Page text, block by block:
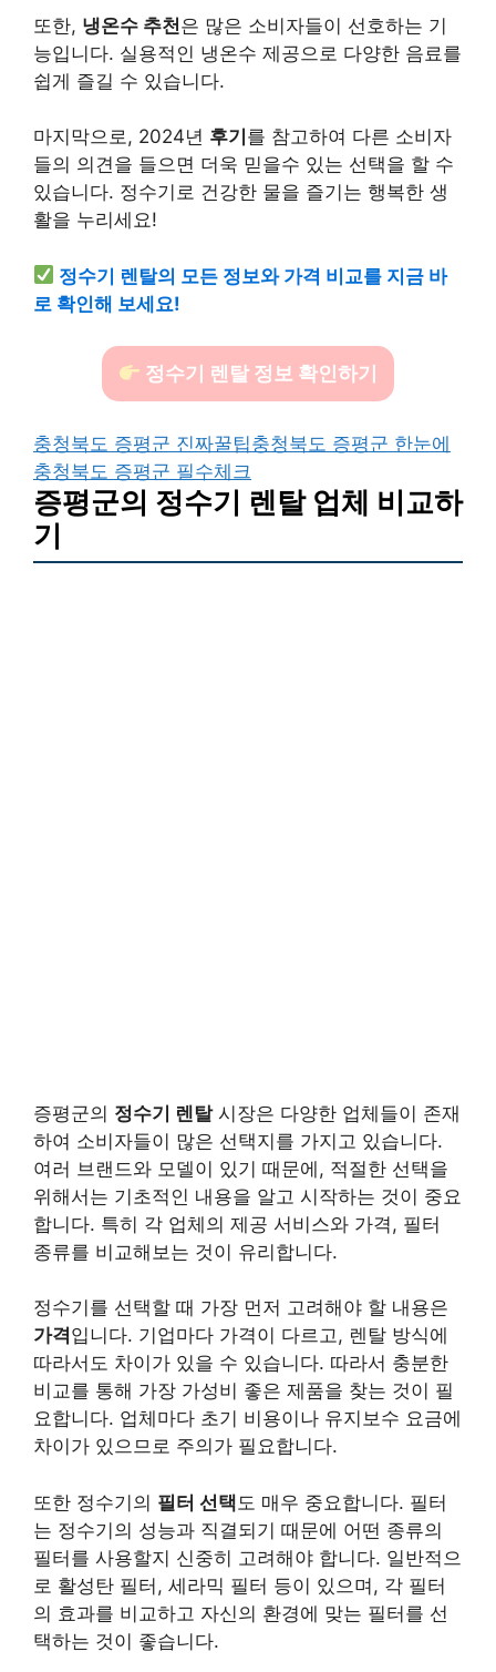
또한, 냉온수 추천은 많은 소비자들이 선호하는 기
능입니다. 실용적인 냉온수 제공으로 다양한 음료를
쉽게 즐길 수 있습니다.
마지막으로, 2024년 후기 를 참고하여 다른 소비자
들의 의견을 들으면 더욱 믿을수 있는 선택을 할 수
있습니다. 정수기로 건강한 물을 즐기는 행복한 생
활을 누리세요!
정수기 렌탈의 모든 정보와 가격 비교를 지금 바
로 확인해 보세요!
정수기 렌탈 정보 확인하기
충청북도 증평군 진짜꿀팁충청북도 증평군 한눈에
충청북도 증평군 필수체크
증평군의 정수기 렌탈 업체 비교하
기
증평군의 정수기 렌탈시장은 다양한 업체들이 존재
하여 소비자들이 많은 선택지를 가지고 있습니다.
여러 브랜드와 모델이 있기 때문에, 적절한 선택을
위해서는 기초적인 내용을 알고 시작하는 것이 중요
합니다. 특히 각 업체의 제공 서비스와 가격, 필터
종류를 비교해보는 것이 유리합니다.
정수기를 선택할 때 가장 먼저 고려해야 할 내용은
가격입니다. 기업마다 가격이 다르고, 렌탈 방식에
따라서도 차이가 있을 수 있습니다. 따라서 충분한
비교를 통해 가장 가성비 좋은 제품을 찾는 것이 필
요합니다. 업체마다 초기 비용이나 유지보수 요금에
차이가 있으므로 주의가 필요합니다.
또한 정수기의 필터 선택 도 매우 중요합니다. 필터
는 정수기의 성능과 직결되기 때문에 어떤 종류의
필터를 사용할지 신중히 고려해야 합니다. 일반적으
로 활성탄 필터, 세라믹 필터 등이 있으며, 각 필터
의 효과를 비교하고 자신의 환경에 맞는 필터를 선
택하는 것이 좋습니다.